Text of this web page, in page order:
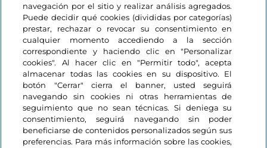
navegación por el sitio y realizar análisis agregados.
Puede decidir qué cookies (divididas por categorías)
prestar, rechazar o revocar su consentimiento en
cualquier momento accediendo a la sección
correspondiente y haciendo clic en "Personalizar
cookies". Al hacer clic en "Permitir todo", acepta
almacenar todas las cookies en su dispositivo. El
botón "Cerrar" cierra el banner, usted seguirá
navegando sin cookies ni otras herramientas de
seguimiento que no sean técnicas. Si deniega su
consentimiento, seguirá navegando sin poder
beneficiarse de contenidos personalizados según sus
preferencias. Para más información sobre las cookies,